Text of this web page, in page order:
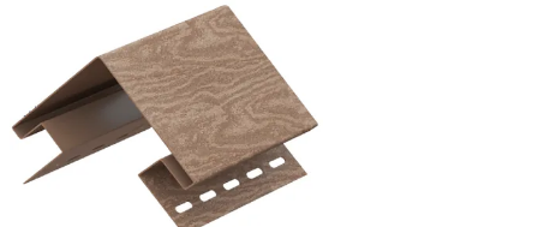
избранное сравнить